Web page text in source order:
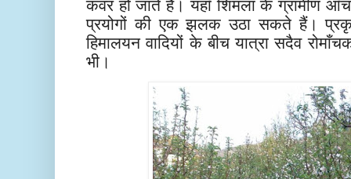
कवर हो जाते हैं। यहाँ शिमला के ग्रामीण
प्रयोगों की एक झलक उठा सकते हैं।
हिमालयन वादियों के बीच यात्रा सदैव
भी।